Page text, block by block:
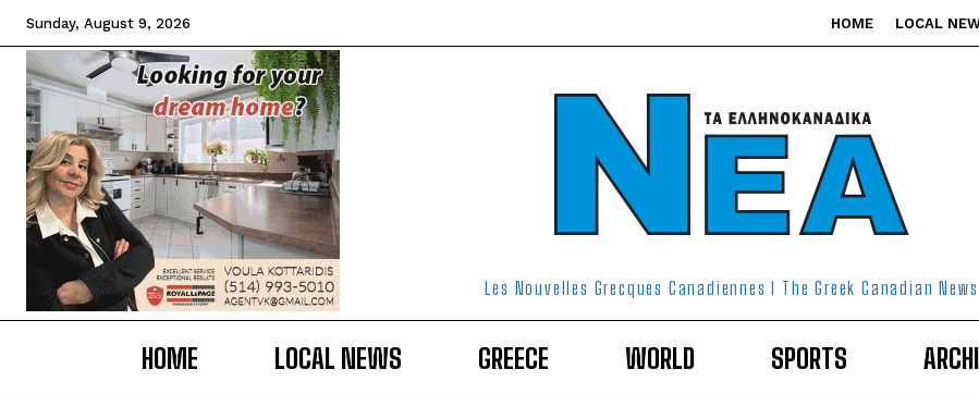
Sunday, August 9, 2026 HOME LOCAL
Les Nouvelles Grecques Canadiennes I The Greek Canadian News
HOME LOCAL NEWS GREECE WORLD SPORTS